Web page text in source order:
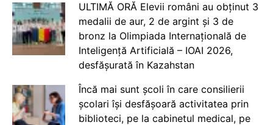
ULTIMĂ ORĂ Elevii români au obținut 3
medalii de aur, 2 de argint și 3 de
bronz la Olimpiada Internațională de
Inteligență Artificială – IOAI 2026,
desfășurată în Kazahstan
Încă mai sunt școli în care consilierii
școlari își desfășoară activitatea prin
biblioteci, pe la cabinetul medical, pe